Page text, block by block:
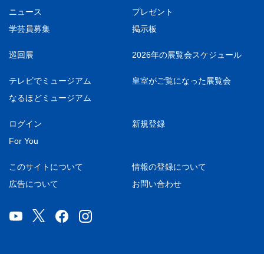
ニュース
プレゼント
学芸員募集
掲示板
巡回展 2026年の展覧会スケジュール
テレビでミュージアム
皇室がご覧になった展覧会
なるほどミュージアム
ログイン
新規登録
For You
このサイトについて
情報の登録について
広告について
お問い合わせ